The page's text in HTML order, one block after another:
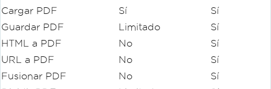
Cargar PDF
Sí
Sí
Guardar PDF
Limitado
Sí
HTML a PDF
No
Sí
URL a PDF
No
Sí
Fusionar PDF
No
Sí